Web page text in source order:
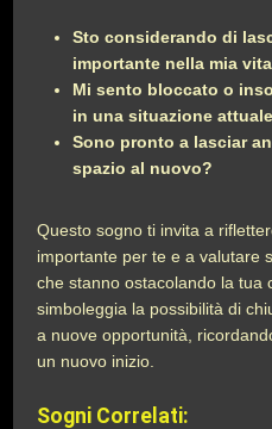
Sto considerando di
importante nella mia
Mi sento bloccato o
in una situazione
Sono pronto a lasciar
spazio al nuovo?
Questo sogno ti invita a
importante per te e a valutare
che stanno ostacolando la tua
simboleggia la possibilità di
a nuove opportunità,
un nuovo inizio.
Sogni Correlati: